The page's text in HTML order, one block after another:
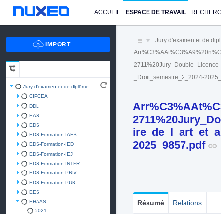
ACCUEIL ESPACE DE TRAVAIL
Jury d'examen et de diplôme
CIPCEA
DDL
EAS
EDS
EDS-Formation-IAES
EDS-Formation-IED
EDS-Formation-IEJ
EDS-Formation-INTER
EDS-Formation-PRIV
EDS-Formation-PUB
EES
EHAAS
2021
Jury d'examen et de
_Droit_semestre_2_2024-
2025_9857.pdf
Résumé Relations